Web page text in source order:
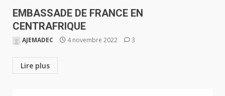
EMBASSADE DE FRANCE EN
CENTRAFRIQUE
AJEMADEC 4 novembre 2022 3
Lire plus